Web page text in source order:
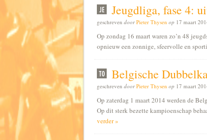
Jeugdliga, fase 4:
geschreven door Pieter Thysen op 17 maart
Op zondag 16 maart waren zo’n 48
opnieuw een zonnige, sfeervolle en
Belgische
geschreven door Pieter Thysen op 17 maart
Op zaterdag 1 maart 2014 werden de
Op dit sterk bezette kampioenschap
verder »